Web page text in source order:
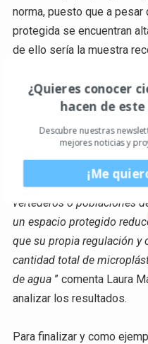
norma, puesto que a pesar
protegida se encuentran
de ello sería la muestra
microplásticos, siendo
hay más casos que se
resultados del estudio
importancia de la
de estos contaminantes
polígonos industriales,
vertederos o poblaciones
un espacio protegido
que su propia regulación y
cantidad total de
de agua” comenta Laura
analizar los resultados.
Para finalizar y como
¿Quieres conocer
hacen de
Descubre nuestras
mejores noticias y
¡Me